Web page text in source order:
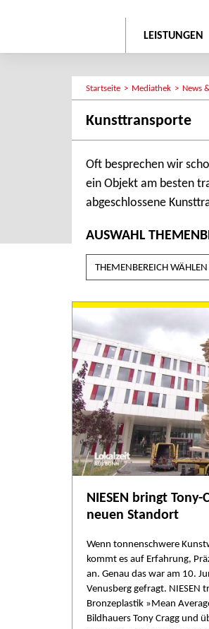
LEISTUNGEN
Startseite Mediathek News
Kunsttransporte
Oft besprechen wir
ein Objekt am besten
abgeschlossene
AUSWAHL
THEMENBEREICH WÄHLEN
NIESEN bringt
neuen Standort
Wenn tonnenschwere
kommt es auf Erfahrung,
an. Genau das war am 10.
Venusberg gefragt.
Bronzeplastik »Mean
Bildhauers Tony Cragg und